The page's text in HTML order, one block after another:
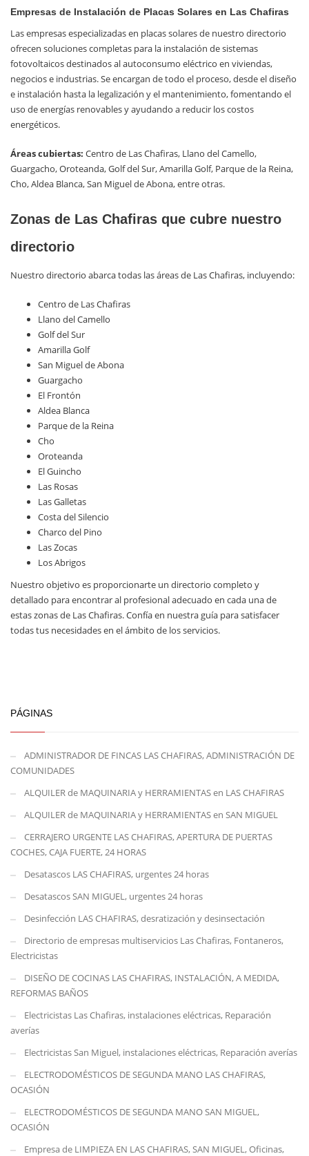
Empresas de Instalación de Placas Solares en Las Chafiras
Las empresas especializadas en placas solares de nuestro directorio
ofrecen soluciones completas para la instalación de sistemas
fotovoltaicos destinados al autoconsumo eléctrico en viviendas,
negocios e industrias. Se encargan de todo el proceso, desde el diseño
e instalación hasta la legalización y el mantenimiento, fomentando el
uso de energías renovables y ayudando a reducir los costos
energéticos.
Áreas cubiertas: Centro de Las Chafiras, Llano del Camello,
Guargacho, Oroteanda, Golf del Sur, Amarilla Golf, Parque de la Reina,
Cho, Aldea Blanca, San Miguel de Abona, entre otras.
Zonas de Las Chafiras que cubre nuestro
directorio
Nuestro directorio abarca todas las áreas de Las Chafiras, incluyendo:
Centro de Las Chafiras
Llano del Camello
Golf del Sur
Amarilla Golf
San Miguel de Abona
Guargacho
El Frontón
Aldea Blanca
Parque de la Reina
Cho
Oroteanda
El Guincho
Las Rosas
Las Galletas
Costa del Silencio
Charco del Pino
Las Zocas
Los Abrigos
Nuestro objetivo es proporcionarte un directorio completo y
detallado para encontrar al profesional adecuado en cada una de
estas zonas de Las Chafiras. Confía en nuestra guía para satisfacer
todas tus necesidades en el ámbito de los servicios.
PÁGINAS
ADMINISTRADOR DE FINCAS LAS CHAFIRAS, ADMINISTRACIÓN DE
COMUNIDADES
ALQUILER de MAQUINARIA y HERRAMIENTAS en LAS CHAFIRAS
ALQUILER de MAQUINARIA y HERRAMIENTAS en SAN MIGUEL
CERRAJERO URGENTE LAS CHAFIRAS, APERTURA DE PUERTAS
COCHES, CAJA FUERTE, 24 HORAS
Desatascos LAS CHAFIRAS, urgentes 24 horas
Desatascos SAN MIGUEL, urgentes 24 horas
Desinfección LAS CHAFIRAS, desratización y desinsectación
Directorio de empresas multiservicios Las Chafiras, Fontaneros,
Electricistas
DISEÑO DE COCINAS LAS CHAFIRAS, INSTALACIÓN, A MEDIDA,
REFORMAS BAÑOS
Electricistas Las Chafiras, instalaciones eléctricas, Reparación
averías
Electricistas San Miguel, instalaciones eléctricas, Reparación averías
ELECTRODOMÉSTICOS DE SEGUNDA MANO LAS CHAFIRAS,
OCASIÓN
ELECTRODOMÉSTICOS DE SEGUNDA MANO SAN MIGUEL,
OCASIÓN
Empresa de LIMPIEZA EN LAS CHAFIRAS, SAN MIGUEL, Oficinas,